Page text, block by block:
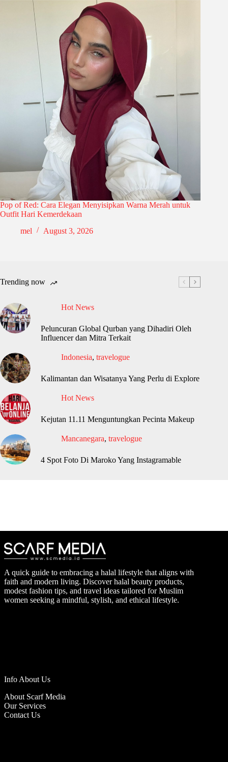
Pop of Red: Cara Elegan Menyisipkan Warna Merah untuk
Outfit Hari Kemerdekaan
mel
August 3, 2026
Trending now
Hot News
Peluncuran Global Qurban yang Dihadiri Oleh
Influencer dan Mitra Terkait
Indonesia, travelogue
Kalimantan dan Wisatanya Yang Perlu di Explore
Hot News
Kejutan 11.11 Menguntungkan Pecinta Makeup
Mancanegara, travelogue
4 Spot Foto Di Maroko Yang Instagramable
A quick guide to embracing a halal lifestyle that aligns with
faith and modern living. Discover halal beauty products,
modest fashion tips, and travel ideas tailored for Muslim
women seeking a mindful, stylish, and ethical lifestyle.
Info About Us
About Scarf Media
Our Services
Contact Us